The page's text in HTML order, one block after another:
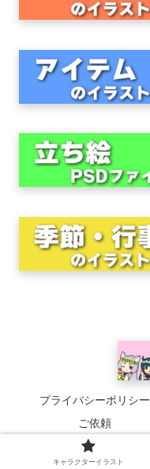
プライバシーポリシー
ご依頼
キャラクターイラスト